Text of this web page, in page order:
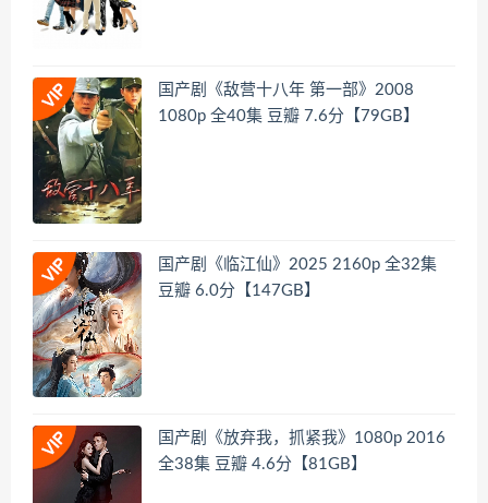
国产剧《敌营十八年 第一部》2008
1080p 全40集 豆瓣 7.6分【79GB】
国产剧《临江仙》2025 2160p 全32集
豆瓣 6.0分【147GB】
国产剧《放弃我，抓紧我》1080p 2016
全38集 豆瓣 4.6分【81GB】